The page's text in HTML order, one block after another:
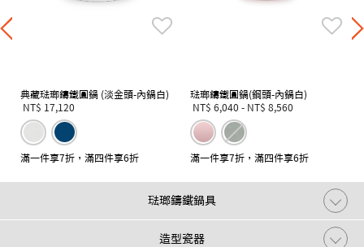
典藏琺瑯鑄鐵圓鍋 (淡金頭-內鍋白)
NT$ 17,120
滿一件享7折，滿四件享6折
琺瑯鑄鐵圓鍋(鋼頭-內鍋白)
NT$ 6,040 - NT$ 8,560
滿一件享7折，滿四件享6折
琺瑯鑄鐵鍋具
造型瓷器